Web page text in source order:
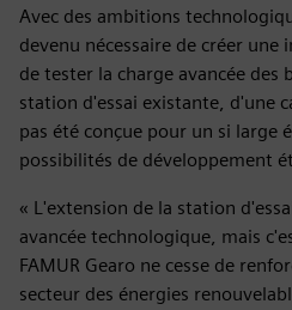
Avec des ambitions
devenu nécessaire de créer
de tester la charge avancée des
station d'essai existante, d'une
pas été conçue pour un si large
possibilités de développement
« L'extension de la station
avancée technologique, mais
FAMUR Gearo ne cesse de
secteur des énergies